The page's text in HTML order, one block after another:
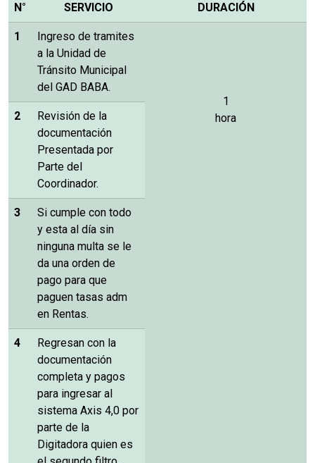
N°
SERVICIO
DURACIÓN
1
Ingreso de tramites
a la Unidad de
Tránsito Municipal
del GAD BABA.
1
hora
2
Revisión de la
documentación
Presentada por
Parte del
Coordinador.
3
Si cumple con todo
y esta al día sin
ninguna multa se le
da una orden de
pago para que
paguen tasas adm
en Rentas.
4
Regresan con la
documentación
completa y pagos
para ingresar al
sistema Axis 4,0 por
parte de la
Digitadora quien es